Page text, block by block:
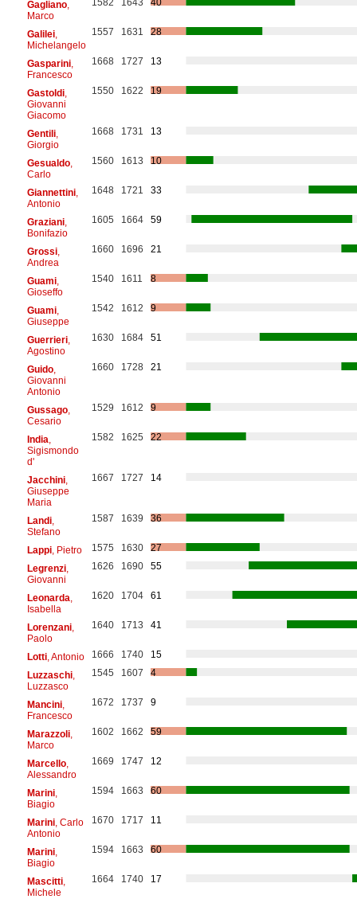
Gagliano,
Marco
1582 1643 40
Galilei,
Michelangelo
1557 1631 28
Gasparini,
Francesco
1668 1727 13
Gastoldi,
Giovanni
Giacomo
1550 1622 19
Gentili,
Giorgio
1668 1731 13
Gesualdo,
Carlo
1560 1613 10
Giannettini,
Antonio
1648 1721 33
Graziani,
Bonifazio
1605 1664 59
Grossi,
Andrea
1660 1696 21
Guami,
Gioseffo
1540 1611 8
Guami,
Giuseppe
1542 1612 9
Guerrieri,
Agostino
1630 1684 51
Guido,
Giovanni
Antonio
1660 1728 21
Gussago,
Cesario
1529 1612 9
India
Sigismondo
d'
1582 1625 22
Jacchini,
Giuseppe
Maria
1667 1727 14
Landi,
Stefano
1587 1639 36
Lappi, Pietro 1575 1630
27
Legrenzi,
Giovanni
1626 1690 55
Leonarda
Isabella
1620 1704 61
Lorenzani,
Paolo
1640 1713 41
Lotti, Antonio 1666 1740
15
Luzzaschi,
Luzzasco
1545 1607 4
Mancini,
Francesco
1672 1737 9
Marazzoli,
Marco
1602 1662 59
Marcello,
Alessandro
1669 1747 12
Marini,
Biagio
1594 1663 60
Marini, Carlo
Antonio
1670 1717 11
Marini,
Biagio
1594 1663 60
Mascitti,
Michele
1664 1740 17